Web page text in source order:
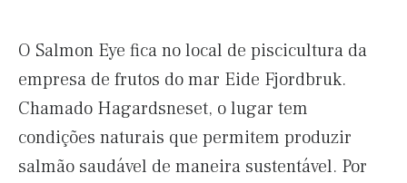
O Salmon Eye fica no local de piscicultura da
empresa de frutos do mar Eide Fjordbruk.
Chamado Hagardsneset, o lugar tem
condições naturais que permitem produzir
salmão saudável de maneira sustentável. Por